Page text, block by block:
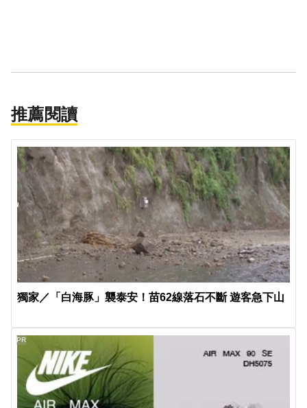
推薦閱讀
獨家／「白海豚」襲泰安！苗62線落石不斷 遊客急下山
PR